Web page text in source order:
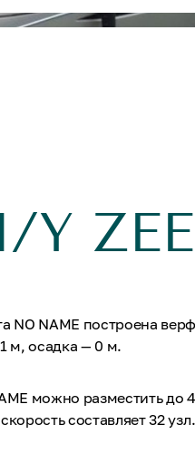
NO NAME построена
м, осадка — 0 м.
можно разместить до
составляет 32